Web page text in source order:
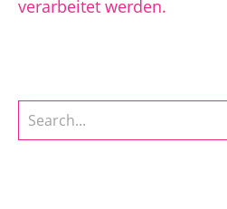
verarbeitet werden.